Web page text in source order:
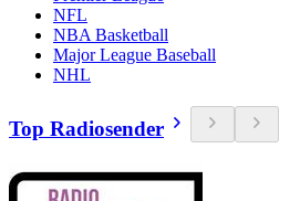
NFL
NBA Basketball
Major League Baseball
NHL
Top Radiosender